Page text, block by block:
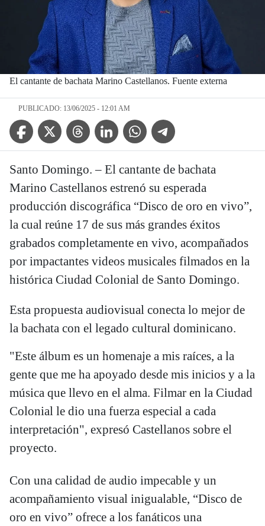
El cantante de bachata Marino Castellanos. Fuente externa
PUBLICADO: 13/06/2025 - 12:01 AM
Facebook IconTwitter IconThreads IconLinkedin IconWhatsApp IconTelegram Icon
Santo Domingo. – El cantante de bachata
Marino Castellanos estrenó su esperada
producción discográfica “Disco de oro en vivo”,
la cual reúne 17 de sus más grandes éxitos
grabados completamente en vivo, acompañados
por impactantes videos musicales filmados en la
histórica Ciudad Colonial de Santo Domingo.
Esta propuesta audiovisual conecta lo mejor de
la bachata con el legado cultural dominicano.
"Este álbum es un homenaje a mis raíces, a la
gente que me ha apoyado desde mis inicios y a la
música que llevo en el alma. Filmar en la Ciudad
Colonial le dio una fuerza especial a cada
interpretación", expresó Castellanos sobre el
proyecto.
Con una calidad de audio impecable y un
acompañamiento visual inigualable, “Disco de
oro en vivo” ofrece a los fanáticos una